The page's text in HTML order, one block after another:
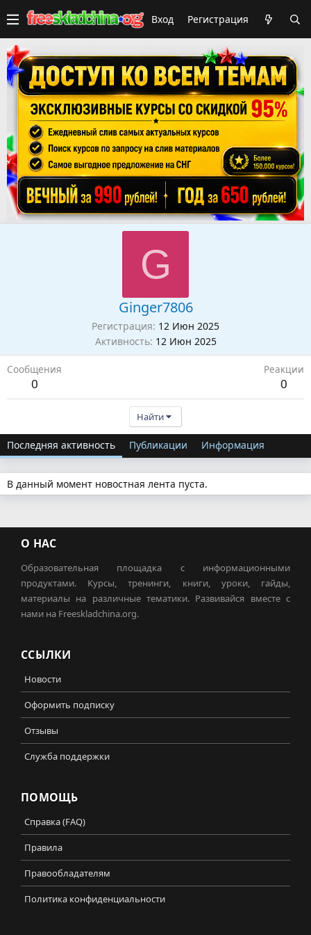
Вход Регистрация
G
Ginger7806
Регистрация 12 Июн 2025
Активность 12 Июн 2025
Сообщения
0
Реакции
0
Найти
Последняя активность Публикации Информация
В данный момент новостная лента пуста.
О НАС
Образовательная площадка с информационными
продуктами. Курсы, тренинги, книги, уроки, гайды,
материалы на различные тематики. Развивайся вместе с
нами на Freeskladchina.org.
ССЫЛКИ
Новости
Оформить подписку
Отзывы
Служба поддержки
ПОМОЩЬ
Справка (FAQ)
Правила
Правообладателям
Политика конфиденциальности